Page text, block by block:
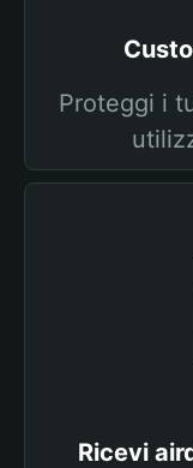
Proteggi i
Ricevi